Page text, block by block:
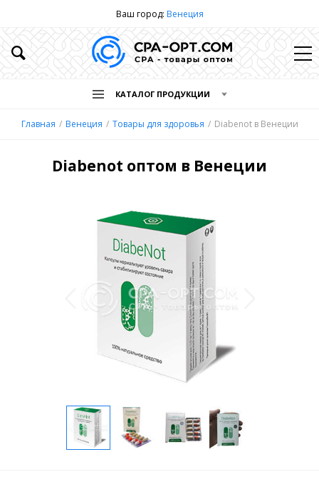
Ваш город: Венеция
КАТАЛОГ ПРОДУКЦИИ
Главная Венеция Товары для здоровья Diabenot в Венеции
Diabenot оптом в Венеции